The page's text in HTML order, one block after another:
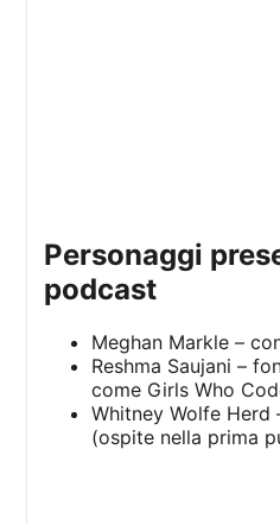
personaggi presenti nel
podcast
Meghan Markle –
Reshma Saujani –
come Girls Who
Whitney Wolfe
(ospite nella prima